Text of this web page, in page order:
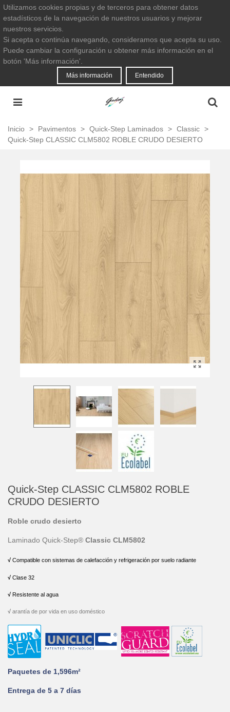
Utilizamos cookies propias y de terceros para obtener datos
estadísticos de la navegación de nuestros usuarios y mejorar
nuestros servicios.
Si acepta o continúa navegando, consideramos que acepta su uso.
Puede cambiar la configuración u obtener más información en el
botón 'Más información'.
Más información Entendido
Inicio > Pavimentos > Quick-Step Laminados > Classic >
Quick-Step CLASSIC CLM5802 ROBLE CRUDO DESIERTO
Quick-Step CLASSIC CLM5802 ROBLE
CRUDO DESIERTO
Roble crudo desierto
Laminado Quick-Step® Classic CLM5802
√ Compatible con sistemas de calefacción y refrigeración por suelo radiante
√ Clase 32
√ Resistente al agua
√ arantía de por vida en uso doméstico
Paquetes de 1,596m²
Entrega de 5 a 7 días